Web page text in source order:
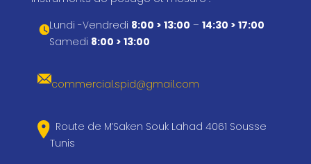
Lundi -Vendredi 8:00 > 13:00 –14:30 > 17:00
Samedi 8:00 > 13:00
commercial.spid@gmail.com
Route de M’Saken Souk Lahad 4061 Sousse
Tunis